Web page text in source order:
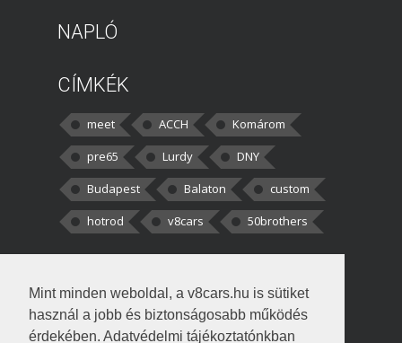
Mint minden weboldal, a v8cars.hu is sütiket
használ a jobb és biztonságosabb működés
érdekében. Adatvédelmi tájékoztatónkban
NAPLÓ
CÍMKÉK
meet ACCH
Komárom
pre65
Lurdy
DNY
Budapest
Balaton
custom
hotrod
v8cars 50brothers
kortisz:Elszúrtam! Én csak két
darabbaal számoltam. Nem tudtam, hogy fél autót,